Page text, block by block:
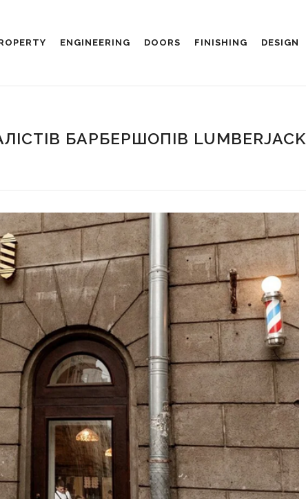
ENGINEERING DOORS FINISHING DESIGN
БАРБЕРШОПІВ LUMBERJACK